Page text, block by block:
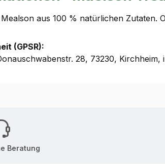
aus 100 % natürlichen Zutaten.
(GPSR):
28, 73230, Kirchheim,
Beratung